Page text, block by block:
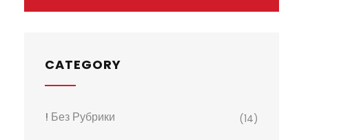
CATEGORY
! Без Рубрики (14)